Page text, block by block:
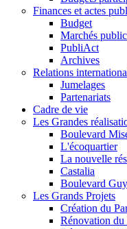
Finances et actes
Budget
Marchés
PubliAct
Archives
Relations
Jumelages
Partenariats
Cadre de vie
Les Grandes
Boulevard
L'écoquartier
La nouvelle
Castalia
Boulevard
Les Grands Projets
Création du
Rénovation